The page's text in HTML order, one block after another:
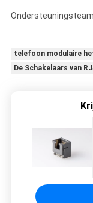
- De
telefoon modulaire
De Schakelaars van